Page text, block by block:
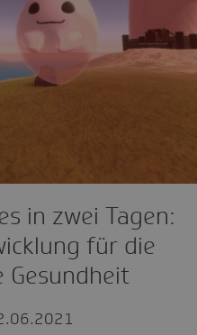
in zwei Tagen:
für die
Gesundheit